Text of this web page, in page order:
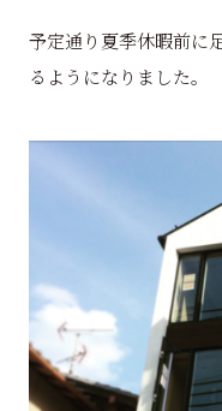
予定通り夏季休暇前に
るようになりました。